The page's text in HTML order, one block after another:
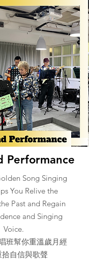
Performance
Song Singing
You Relive the
Past and Regain
and Singing
Voice.
班幫你重溫歲月經
自信與歌聲